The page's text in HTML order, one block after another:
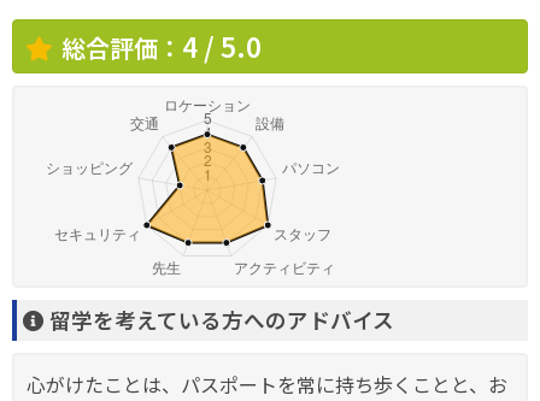
総合評価： 4 / 5.0
留学を考えている方へのアドバイス
心がけたことは、パスポートを常に持ち歩くことと、お